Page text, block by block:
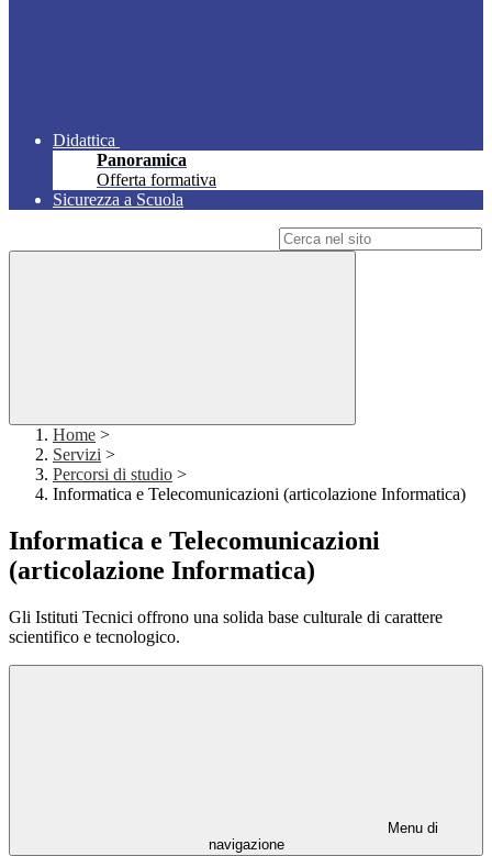
Didattica
Panoramica
Offerta formativa
Sicurezza a Scuola
Home >
Servizi >
Percorsi di studio >
Informatica e Telecomunicazioni (articolazione Informatica)
Informatica e Telecomunicazioni
(articolazione Informatica)
Gli Istituti Tecnici offrono una solida base culturale di carattere
scientifico e tecnologico.
Menu di
navigazione